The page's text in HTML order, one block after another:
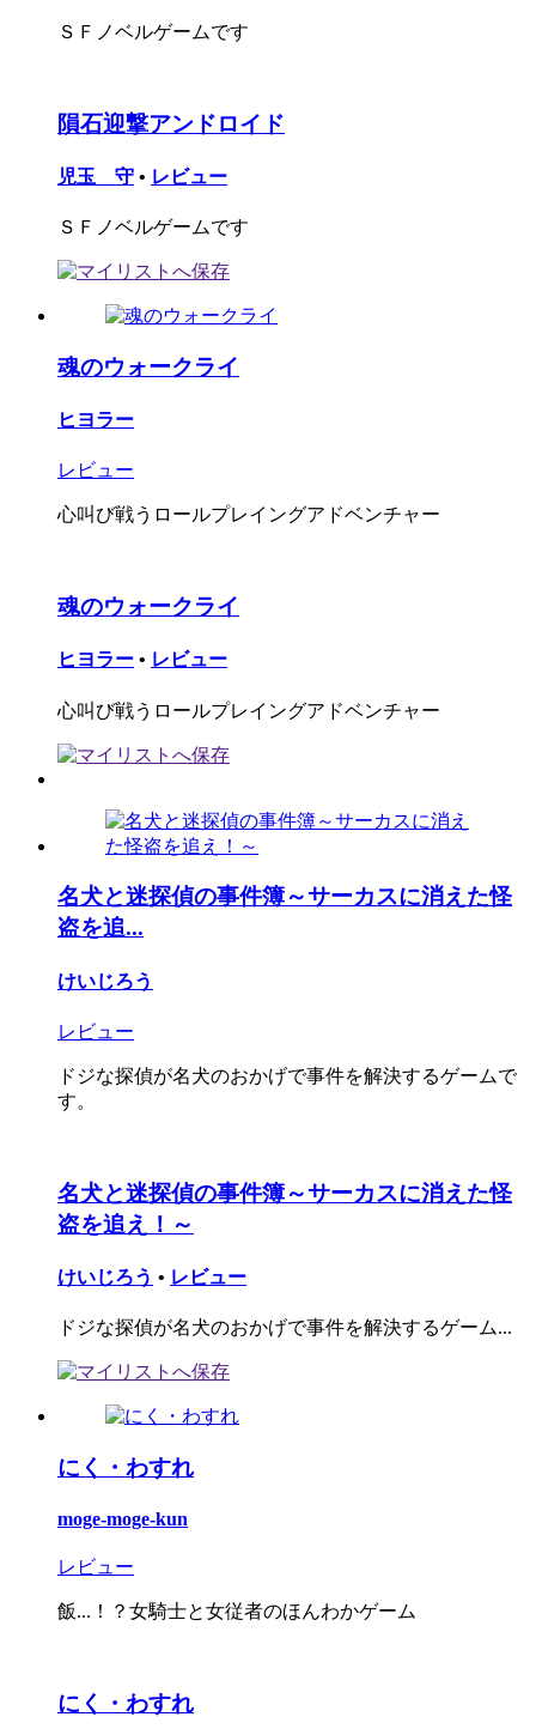
ＳＦノベルゲームです
隕石迎撃アンドロイド
児玉 守 • レビュー
ＳＦノベルゲームです
魂のウォークライ
ヒヨラー
レビュー
心叫び戦うロールプレイングアドベンチャー
魂のウォークライ
ヒヨラー • レビュー
心叫び戦うロールプレイングアドベンチャー
名犬と迷探偵の事件簿～サーカスに消えた怪
盗を追...
けいじろう
レビュー
ドジな探偵が名犬のおかげで事件を解決するゲームで
す。
名犬と迷探偵の事件簿～サーカスに消えた怪
盗を追え！～
けいじろう • レビュー
ドジな探偵が名犬のおかげで事件を解決するゲーム...
にく・わすれ
moge-moge-kun
レビュー
飯...！？女騎士と女従者のほんわかゲーム
にく・わすれ